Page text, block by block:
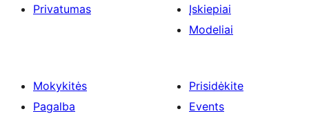
Privatumas
Įskiepiai
Modeliai
Mokykitės
Pagalba
Prisidėkite
Events